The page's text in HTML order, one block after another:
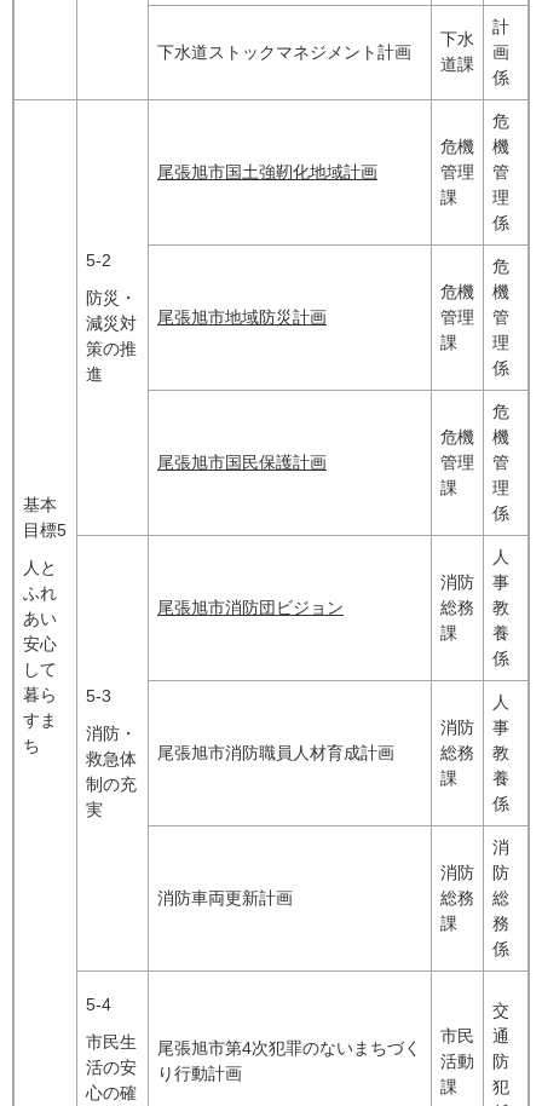
下水道ストックマネジメント計画
下水
道課
計
画
係
基本
目標5
人と
ふれ
あい
安心
して
暮ら
すま
ち
5-2
防災・
減災対
策の推
進
尾張旭市国土強靭化地域計画
危機
管理
課
危
機
管
理
係
尾張旭市地域防災計画
危機
管理
課
危
機
管
理
係
尾張旭市国民保護計画
危機
管理
課
危
機
管
理
係
5-3
消防・
救急体
制の充
実
尾張旭市消防団ビジョン
消防
総務
課
人
事
教
養
係
尾張旭市消防職員人材育成計画
消防
総務
課
人
事
教
養
係
消防車両更新計画
消防
総務
課
消
防
総
務
係
5-4
市民生
活の安
心の確
尾張旭市第4次犯罪のないまちづく
り行動計画
市民
活動
課
交
通
防
犯